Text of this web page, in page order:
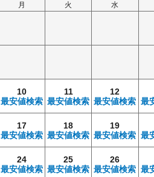
月 火 水
10
最安値検索
11
最安値検索
12
最安値検索 最
17
最安値検索
18
最安値検索
19
最安値検索 最
24
最安値検索
25
最安値検索
26
最安値検索 最